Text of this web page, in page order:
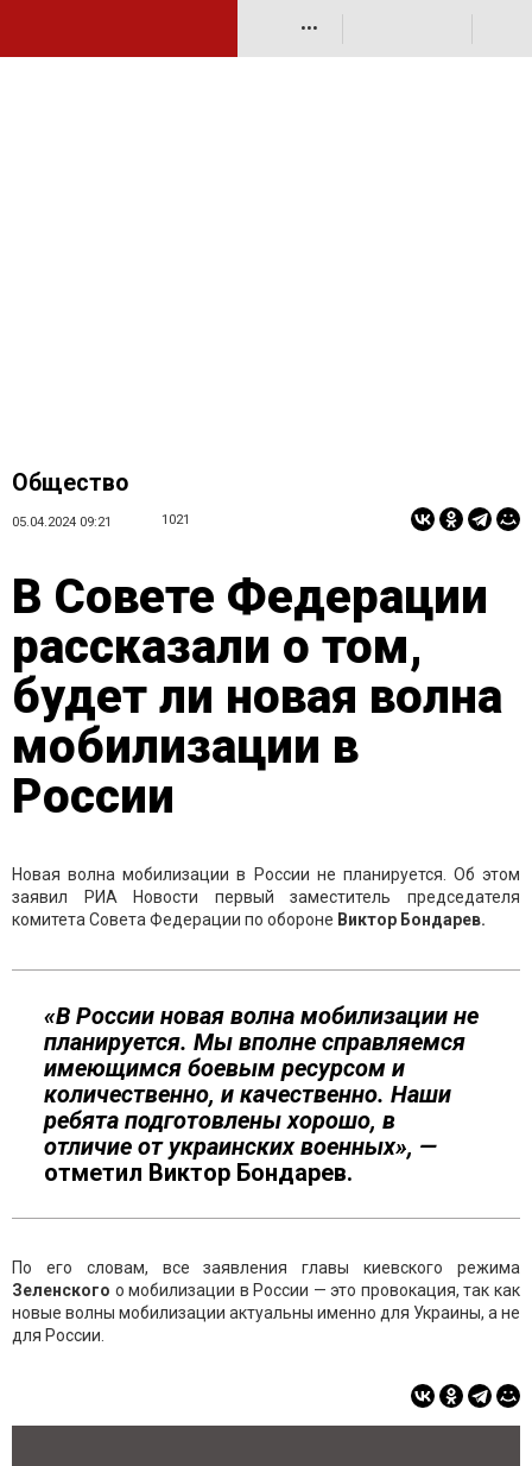
•••
Общество
05.04.2024 09:21 1021
В Совете Федерации
рассказали о том,
будет ли новая волна
мобилизации в
России
Новая волна мобилизации в России не планируется. Об этом
заявил РИА Новости первый заместитель председателя
комитета Совета Федерации по обороне Виктор Бондарев.
«В России новая волна мобилизации не
планируется. Мы вполне справляемся
имеющимся боевым ресурсом и
количественно, и качественно. Наши
ребята подготовлены хорошо, в
отличие от украинских военных», —
отметил Виктор Бондарев.
По его словам, все заявления главы киевского режима
Зеленского о мобилизации в России — это провокация, так как
новые волны мобилизации актуальны именно для Украины, а не
для России.